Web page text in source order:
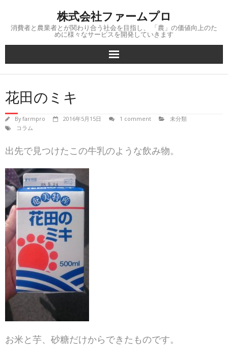
content
株式会社ファームプロ
消費者と農業者とが関わり合う社会を目指し、 「農」の価値向上のた
めに様々なサービスを開発していきます
花田のミキ
Byfarmpro 2016年5月15日 1 comment
未分類
コラム
出先で見つけたこの牛乳のような飲み物。
お米と芋、砂糖だけからできたものです。